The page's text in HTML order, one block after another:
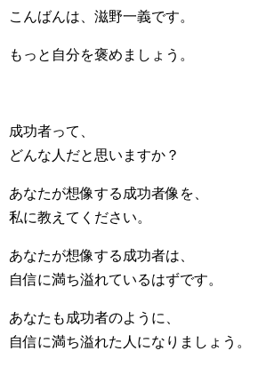
こんばんは、滋野一義です。
もっと自分を褒めましょう。
成功者って、
どんな人だと思いますか？
あなたが想像する成功者像を、
私に教えてください。
あなたが想像する成功者は、
自信に満ち溢れているはずです。
あなたも成功者のように、
自信に満ち溢れた人になりましょう。